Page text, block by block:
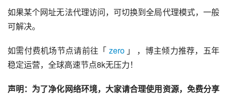
如果某个网址无法代理访问，可切换到全局代理模式，一般
可解决。
如需付费机场节点请前往「 zero 」 ，博主倾力推荐，五年
稳定运营，全球高速节点8k无压力！
声明：为了净化网络环境，大家请合理使用资源，免费分享